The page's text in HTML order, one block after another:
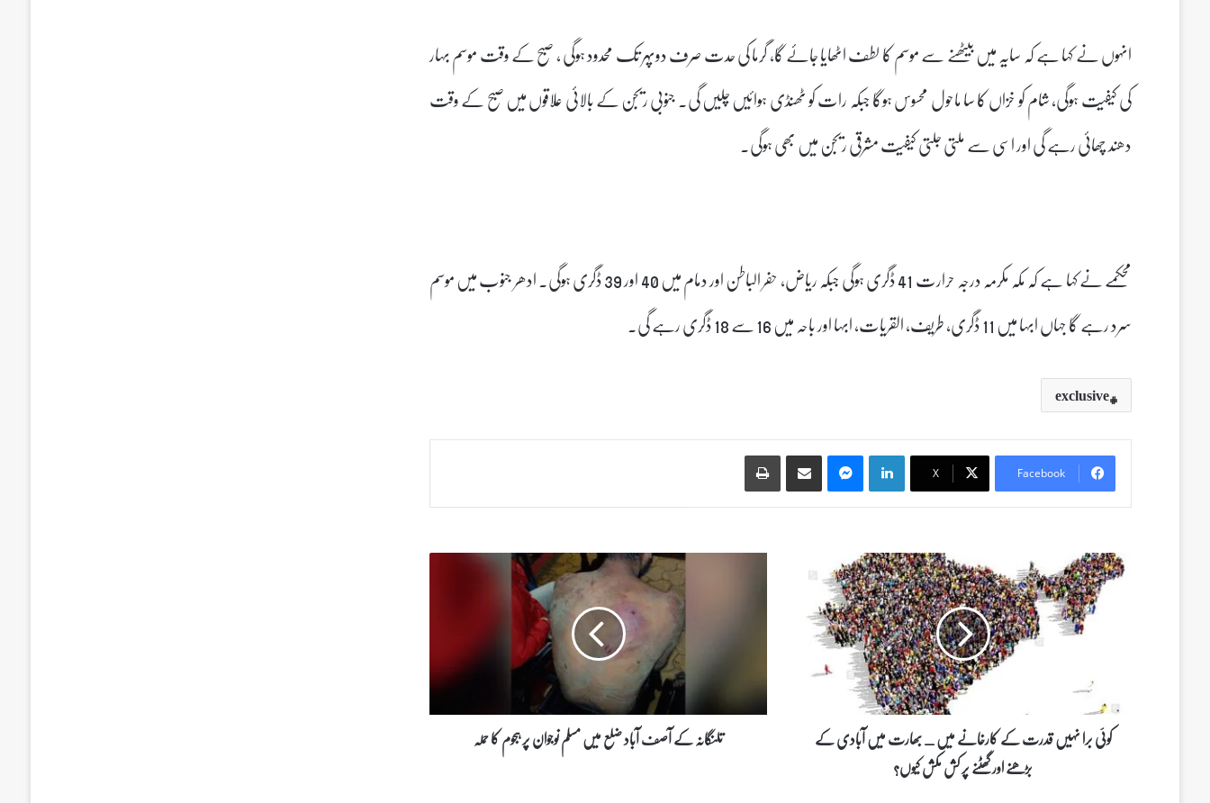
انہوں نے کہا ہے کہ سایہ میں بیٹھنے سے موسم کا لطف اٹھایا جائے گا، گرما کی حدت صرف دوپہر تک محدود ہوگی ، صبح کے وقت موسم بہار
کی کیفیت ہوگی، شام کو خزاں کا سا ماحول محسوس ہوگا جبکہ رات کو ٹھنڈی ہوائیں چلیں گی۔ جنوبی ریجن کے بالائی علاقوں میں صبح کے وقت
دھند چھائی رہے گی اور اسی سے ملتی جلتی کیفیت مشرقی ریجن میں بھی ہوگی۔
محکمے نے کہا ہے کہ مکہ مکرمہ درجہ حرارت 41 ڈگری ہوگی جبکہ ریاض، حفر الباطن اور دمام میں 40 اور 39 ڈگری ہوگی۔ ادھر جنوب میں موسم
سرد رہے گا جہاں ابہا میں 11 ڈگری، طریف، القریات، ابہا اور باحہ میں 16 سے 18 ڈگری رہے گی۔
exclusive
Facebook
X
LinkedIn
Messenger
Share via Email
Print
کوئی برا نہیں قدرت کے کارخانے میں _ بھارت میں آبادی کے
بڑھنے اور گھٹنے پر کش مکش کیوں؟
ت
ہ
ک
ے
تلنگانہ کے آصف آباد ضلع میں مسلم نوجوان پر ہجوم کا حملہ